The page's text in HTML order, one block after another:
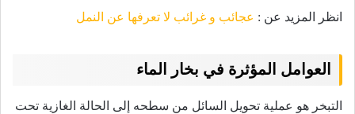
انظر المزيد عن : عجائب و غرائب لا تعرفها عن النمل
العوامل المؤثرة في بخار الماء
التبخر هو عملية تحويل السائل من سطحه إلى الحالة الغازية تحت